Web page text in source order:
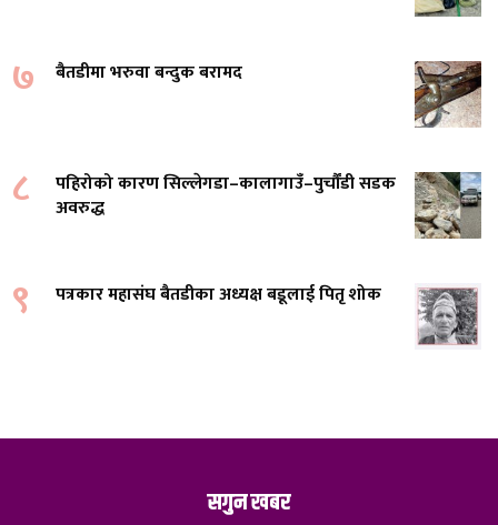
७ बैतडीमा भरुवा बन्दुक बरामद
८
पहिरोको कारण सिल्लेगडा–कालागाउँ–पुर्चौंडी सडक
अवरुद्ध
९ पत्रकार महासंघ बैतडीका अध्यक्ष बडूलाई पितृ शोक
सगुन खबर